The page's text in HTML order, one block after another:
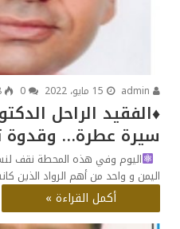
15 مايو، 2022
♦️الفقيد الراحل
سيرة عطرة… وقدوة
اليوم وفي هذه المحطة نقف
اليمن و واحد من أهم الرواد الذين
أكمل القراءة »